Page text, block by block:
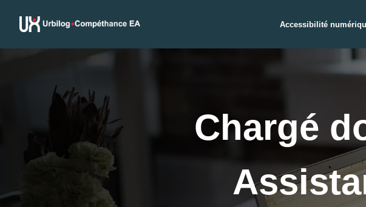
Accessibilité
Chargé